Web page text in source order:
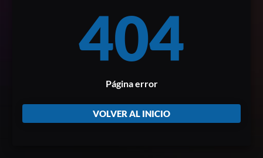
404
Página error
VOLVER AL INICIO